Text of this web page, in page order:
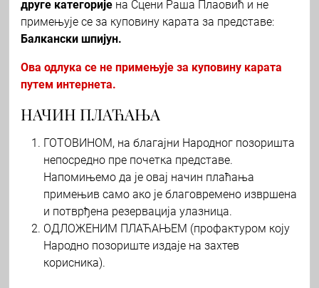
друге категорије на Сцени Раша Плаовић и не
примењује се за куповину карата за представе:
Балкански шпијун.
Ова одлука се не примењује за куповину карата
путем интернета.
НАЧИН ПЛАЋАЊА
ГОТОВИНОМ, на благајни Народног позоришта
непосредно пре почетка представе.
Напомињемо да је овај начин плаћања
примењив само ако је благовремено извршена
и потврђена резервација улазница.
ОДЛОЖЕНИМ ПЛАЋАЊЕМ (профактуром коју
Народно позориште издаје на захтев
корисника).